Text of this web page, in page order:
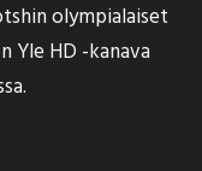
olympialaiset
Yle HD -kanava